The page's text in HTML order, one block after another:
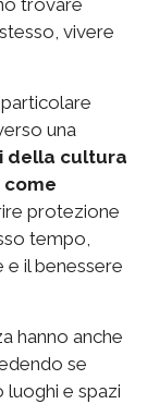
trovare
vivere
particolare
una
della cultura
come
protezione
tempo,
il benessere
hanno anche
se
luoghi e spazi